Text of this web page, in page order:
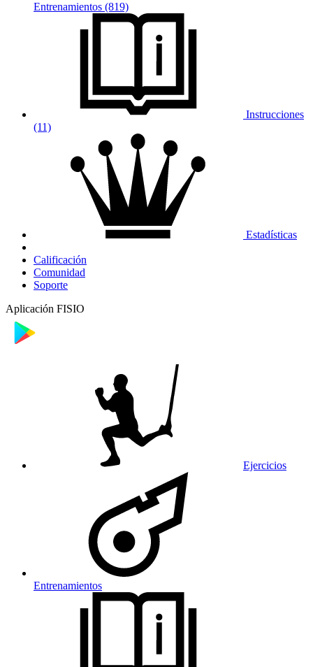
Entrenamientos (819)
Instrucciones
(11)
Estadísticas
Calificación
Comunidad
Soporte
Aplicación FISIO
Ejercicios
Entrenamientos